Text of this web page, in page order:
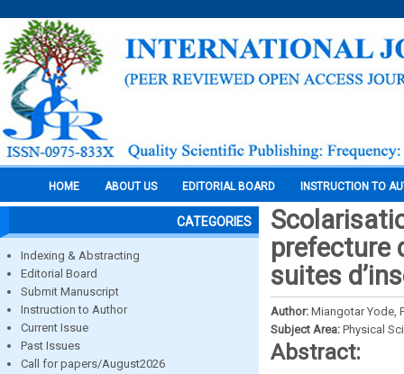
HOME ABOUT US EDITORIAL BOARD INSTRUCTION TO
CATEGORIES
Indexing & Abstracting
Editorial Board
Submit Manuscript
Instruction to Author
Current Issue
Past Issues
Call for papers/August2026
prefecture
suites
Author: Miangotar Yode,
Subject Area: Physical
Abstract: